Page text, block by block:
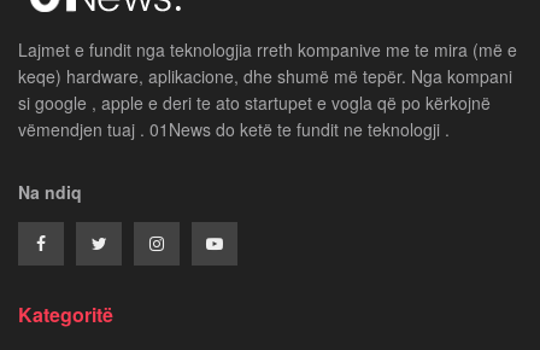
Lajmet e fundit nga teknologjia rreth kompanive me te mira (më e
keqe) hardware, aplikacione, dhe shumë më tepër. Nga kompani
si google , apple e deri te ato startupet e vogla që po kërkojnë
vëmendjen tuaj . 01News do ketë te fundit ne teknologji .
Na ndiq
Kategoritë